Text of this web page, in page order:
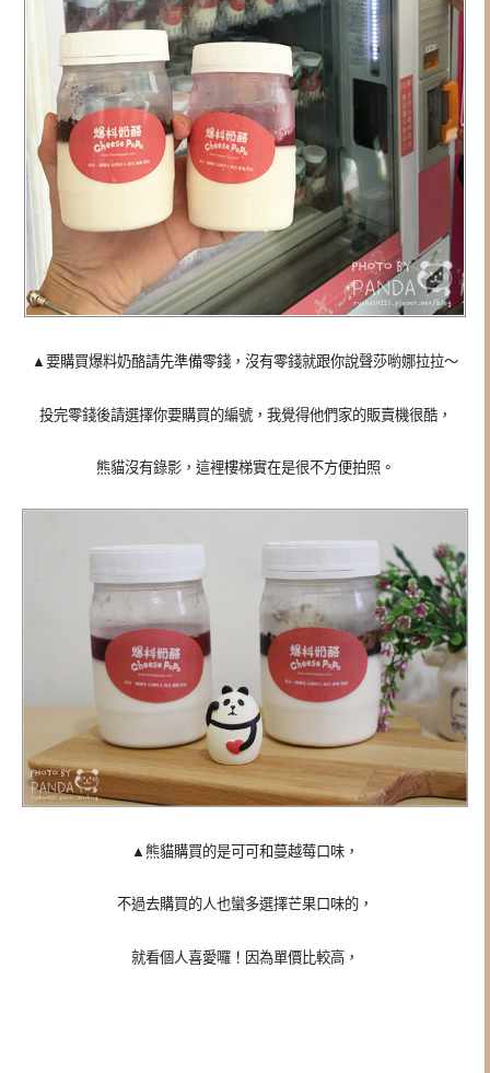
▲要購買爆料奶酪請先準備零錢，沒有零錢就跟你說聲莎喲娜拉拉～
投完零錢後請選擇你要購買的編號，我覺得他們家的販賣機很酷，
熊貓沒有錄影，這裡樓梯實在是很不方便拍照。
▲熊貓購買的是可可和蔓越莓口味，
不過去購買的人也蠻多選擇芒果口味的，
就看個人喜愛囉！因為單價比較高，